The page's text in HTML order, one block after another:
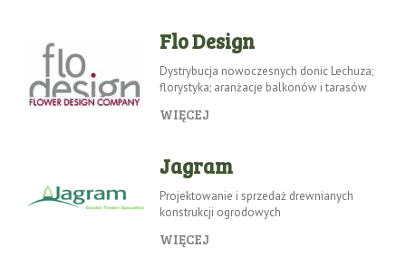
Flo Design
Dystrybucja nowoczesnych donic Lechuza;
florystyka; aranżacje balkonów i tarasów
WIĘCEJ
Jagram
Projektowanie i sprzedaż drewnianych
konstrukcji ogrodowych
WIĘCEJ